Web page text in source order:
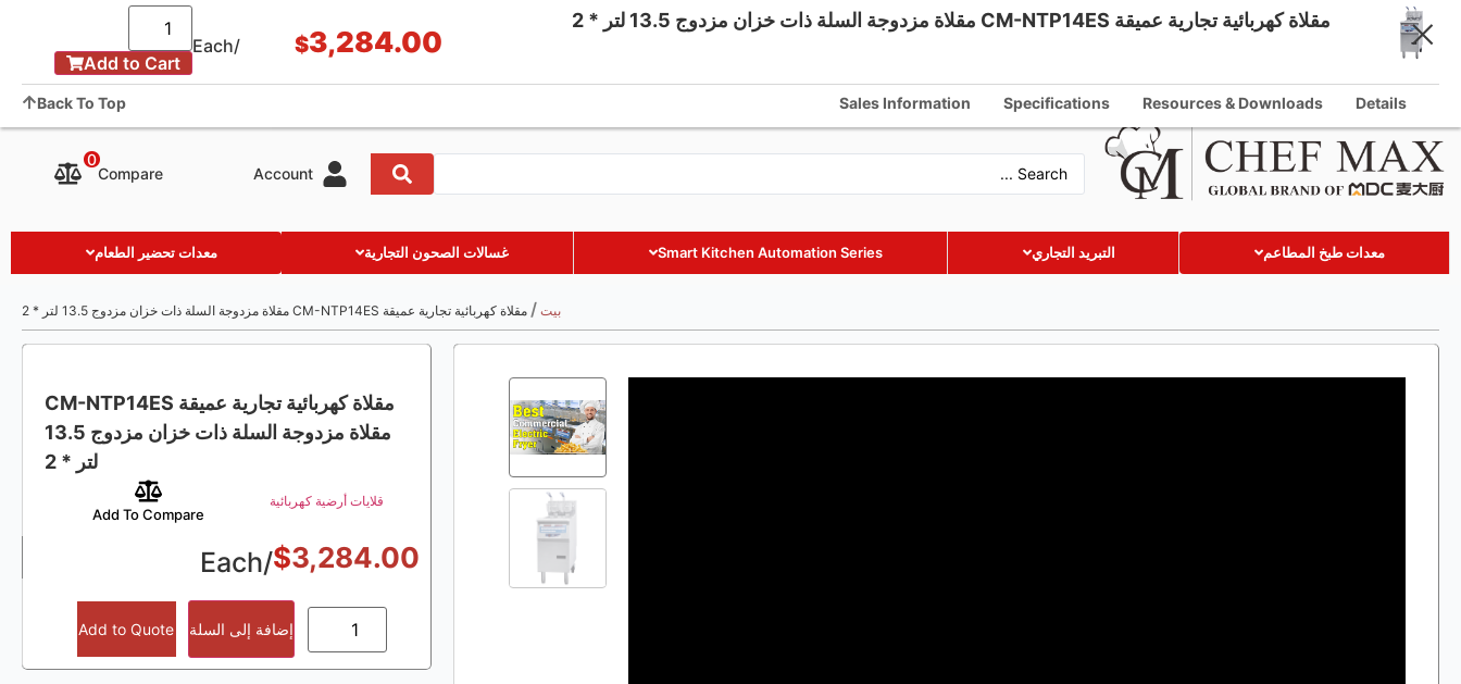
English
French
Spanish
Turkish
Thai
التطبيق والحالة مقالات
Account
Compare
0
معدات طبخ المطاعم التبريد التجاري Smart Kitchen Automation Series غسالات الصحون التجارية معدات تحضير الطعام
بيت / مقلاة كهربائية تجارية عميقة CM-NTP14ES مقلاة مزدوجة السلة ذات خزان مزدوج 13.5 لتر * 2
مقلاة كهربائية تجارية عميقة CM-NTP14ES
مقلاة مزدوجة السلة ذات خزان مزدوج 13.5
لتر * 2
قلايات أرضية كهربائية
Add To Compare
$3,284.00
/Each
إضافة إلى السلة Add to Quote
مقلاة كهربائية تجارية عميقة CM-NTP14ES مقلاة مزدوجة السلة ذات خزان مزدوج 13.5 لتر * 2
$3,284.00
/Each
Add to Cart
Details
Resources & Downloads
Specifications
Sales Information
Back To Top